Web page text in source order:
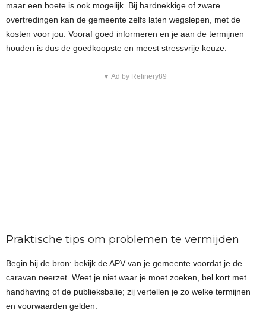
maar een boete is ook mogelijk. Bij hardnekkige of zware
overtredingen kan de gemeente zelfs laten wegslepen, met de
kosten voor jou. Vooraf goed informeren en je aan de termijnen
houden is dus de goedkoopste en meest stressvrije keuze.
▼ Ad by Refinery89
Praktische tips om problemen te vermijden
Begin bij de bron: bekijk de APV van je gemeente voordat je de
caravan neerzet. Weet je niet waar je moet zoeken, bel kort met
handhaving of de publieksbalie; zij vertellen je zo welke termijnen
en voorwaarden gelden.